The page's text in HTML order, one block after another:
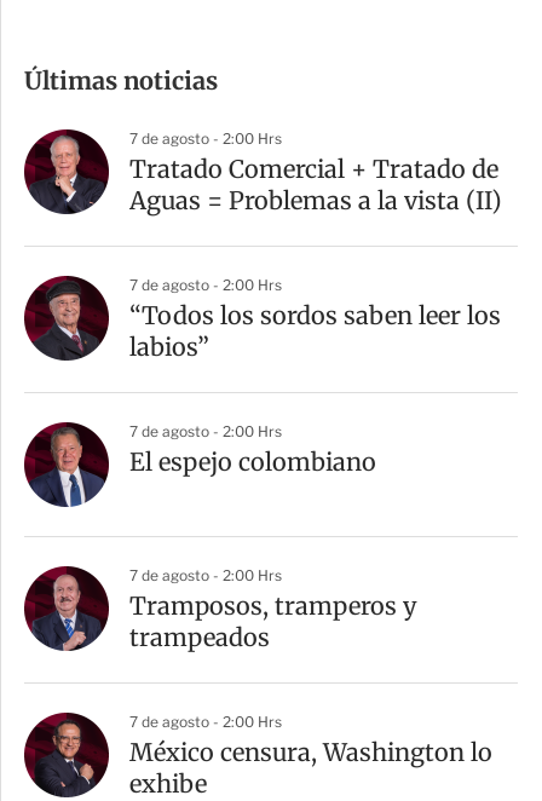
p
a
r
t
Últimas noticias
7 de agosto - 2:00 Hrs
Tratado Comercial + Tratado de
Aguas = Problemas a la vista (II)
7 de agosto - 2:00 Hrs
“Todos los sordos saben leer los
labios”
7 de agosto - 2:00 Hrs
El espejo colombiano
7 de agosto - 2:00 Hrs
Tramposos, tramperos y
trampeados
7 de agosto - 2:00 Hrs
México censura, Washington lo
exhibe